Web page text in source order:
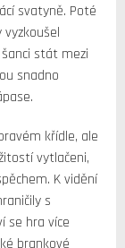
svatyně. Poté
vyzkoušel
stát mezi
snadno
křídle, ale
vytlačeni,
K vidění
s
se hra více
brankové